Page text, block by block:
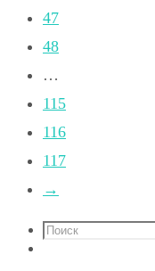
47
48
…
115
116
117
→